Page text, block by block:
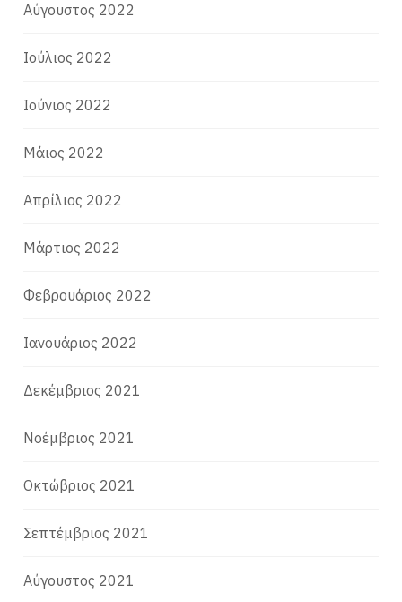
Αύγουστος 2022
Ιούλιος 2022
Ιούνιος 2022
Μάιος 2022
Απρίλιος 2022
Μάρτιος 2022
Φεβρουάριος 2022
Ιανουάριος 2022
Δεκέμβριος 2021
Νοέμβριος 2021
Οκτώβριος 2021
Σεπτέμβριος 2021
Αύγουστος 2021